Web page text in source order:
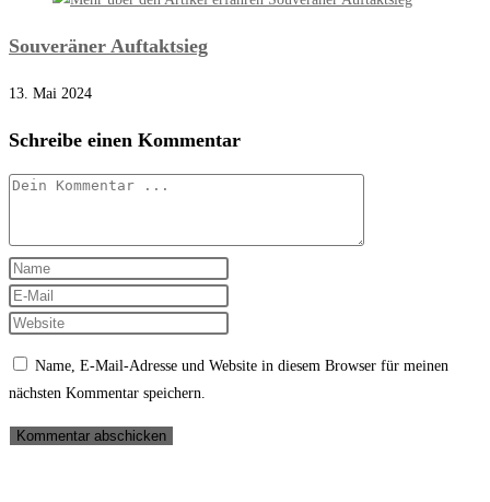
Souveräner Auftaktsieg
13. Mai 2024
Schreibe einen Kommentar
Kommentieren
Gib
deinen
Namen
Benutzernamen
Kommentieren
Gib
deine
zum
Gib
ein
Name, E-Mail-Adresse und Website in diesem Browser für meinen
nächsten Kommentar speichern.